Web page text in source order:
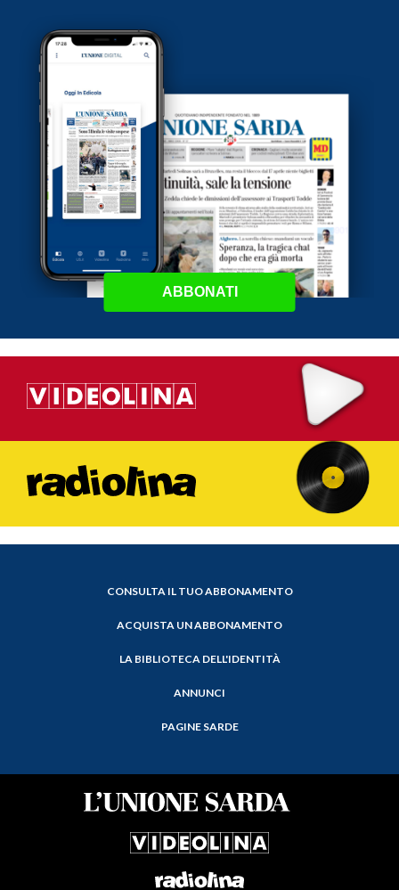
ABBONATI
CONSULTA IL TUO ABBONAMENTO
ACQUISTA UN ABBONAMENTO
LA BIBLIOTECA DELL'IDENTITÀ
ANNUNCI
PAGINE SARDE